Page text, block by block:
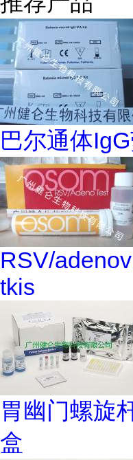
巴尔通体
RSV/
tkis
胃幽门螺旋
盒